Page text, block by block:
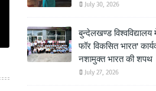
July 30, 2026
बुन्देलखण्ड
फॉर विकसित भारत'
नशामुक्त भारत की शपथ
July 27, 2026